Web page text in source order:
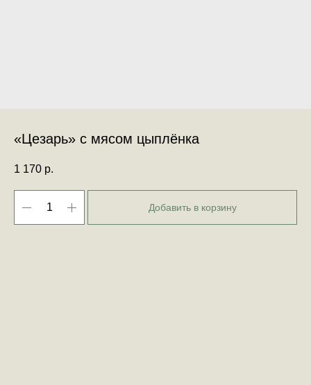
«Цезарь» с мясом цыплёнка
1 170 р.
Добавить в корзину